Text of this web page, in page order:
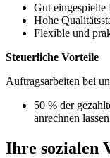
Gut eingespielte
Hohe
Flexible und
Steuerliche Vorteile
Auftragsarbeiten bei
50 % der
anrechnen
Ihre sozialen